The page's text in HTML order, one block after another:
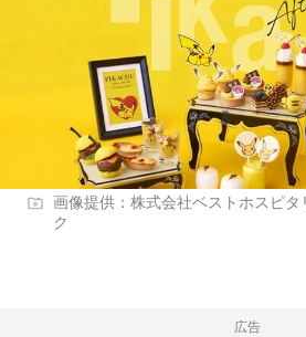
画像提供：株式会社ベストホスピタ
ク
広告